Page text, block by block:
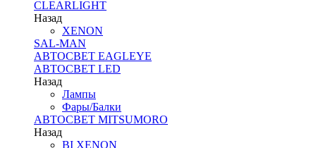
CLEARLIGHT
Назад
XENON
SAL-MAN
АВТОСВЕТ EAGLEYE
АВТОСВЕТ LED
Назад
Лампы
Фары/Балки
АВТОСВЕТ MITSUMORO
Назад
BI XENON